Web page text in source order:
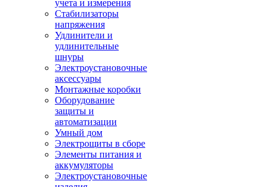
учета и измерения
Стабилизаторы
напряжения
Удлинители и
удлинительные
шнуры
Электроустановочные
аксессуары
Монтажные коробки
Оборудование
защиты и
автоматизации
Умный дом
Электрощиты в сборе
Элементы питания и
аккумуляторы
Электроустановочные